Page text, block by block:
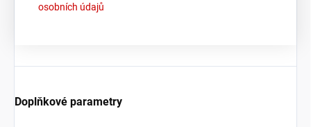
osobních údajů
Doplňkové parametry